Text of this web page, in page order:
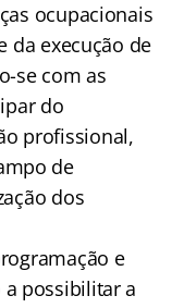
ocupacionais
da execução de
se com as
do
profissional,
de
dos
e
possibilitar a